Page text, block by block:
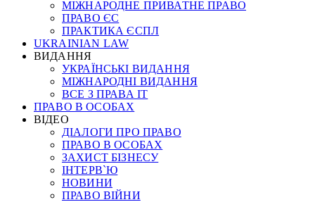
МІЖНАРОДНЕ ПРИВАТНЕ ПРАВО
ПРАВО ЄС
ПРАКТИКА ЄСПЛ
UKRAINIAN LAW
ВИДАННЯ
УКРАЇНСЬКІ ВИДАННЯ
МІЖНАРОДНІ ВИДАННЯ
ВСЕ З ПРАВА ІТ
ПРАВО В ОСОБАХ
ВІДЕО
ДІАЛОГИ ПРО ПРАВО
ПРАВО В ОСОБАХ
ЗАХИСТ БІЗНЕСУ
ІНТЕРВ`Ю
НОВИНИ
ПРАВО ВІЙНИ